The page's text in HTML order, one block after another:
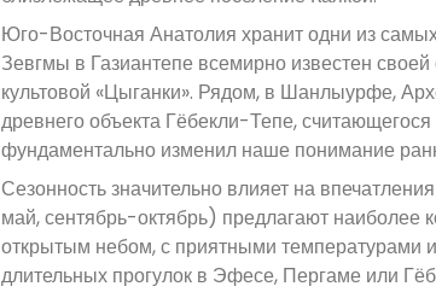
Юго-Восточная Анатолия хранит одни из
Зевгмы в Газиантепе всемирно известен
культовой «Цыганки». Рядом, в Шанлыурфе,
древнего объекта Гёбекли-Тепе,
фундаментально изменил наше понимание
Сезонность значительно влияет на
май, сентябрь-октябрь) предлагают наиболее
открытым небом, с приятными
длительных прогулок в Эфесе, Пергаме или